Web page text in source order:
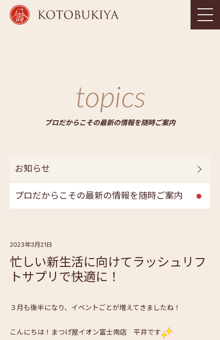
topics
プロだからこその最新の情報を随時ご案内
お知らせ
プロだからこその最新の情報を随時ご案内
2023年3月21日
忙しい新生活に向けてラッシュリフ
トサプリで快適に！
３月も後半になり、イベントごとが増えてきましたね！
こんにちは！まつげ屋イオン富士南店 平井です